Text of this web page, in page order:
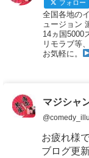
フォロー
全国各地の
ュージョン
14ヵ国5000
リモラブ等
お気軽に。
マジシャ
お疲れ様
ブログ更